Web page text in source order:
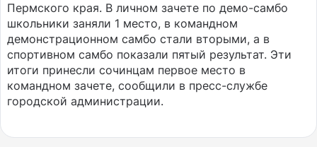
Пермского края. В личном зачете по демо-самбо
школьники заняли 1 место, в командном
демонстрационном самбо стали вторыми, а в
спортивном самбо показали пятый результат. Эти
итоги принесли сочинцам первое место в
командном зачете, сообщили в пресс-службе
городской администрации.